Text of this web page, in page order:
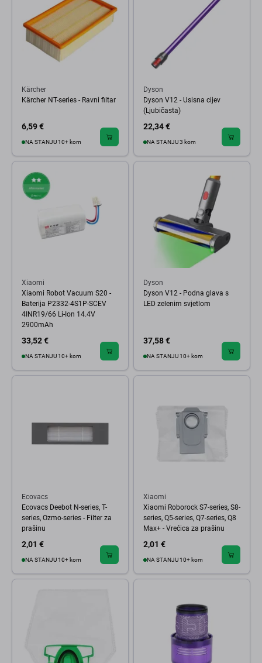
Kärcher
Kärcher NT-series - Ravni filtar
6,59 €
NA STANJU 10+ kom
Dyson
Dyson V12 - Usisna cijev
(Ljubičasta)
22,34 €
NA STANJU 3 kom
Xiaomi
Xiaomi Robot Vacuum S20 -
Baterija P2332-4S1P-SCEV
4INR19/66 Li-Ion 14.4V
2900mAh
33,52 €
NA STANJU 10+ kom
Dyson
Dyson V12 - Podna glava s
LED zelenim svjetlom
37,58 €
NA STANJU 10+ kom
Ecovacs
Ecovacs Deebot N-series, T-
series, Ozmo-series - Filter za
prašinu
2,01 €
NA STANJU 10+ kom
Xiaomi
Xiaomi Roborock S7-series, S8-
series, Q5-series, Q7-series, Q8
Max+ - Vrećica za prašinu
2,01 €
NA STANJU 10+ kom